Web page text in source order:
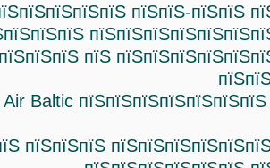
пїЅпїЅ-пїЅпїЅ
пїЅ
Air Baltic
пїЅпїЅпїЅ